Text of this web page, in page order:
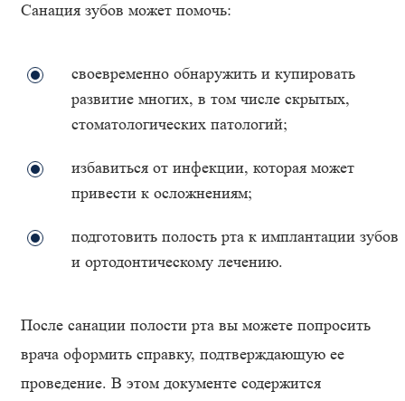
Санация зубов может помочь:
своевременно обнаружить и купировать
развитие многих, в том числе скрытых,
стоматологических патологий;
избавиться от инфекции, которая может
привести к осложнениям;
подготовить полость рта к имплантации зубов
и ортодонтическому лечению.
После санации полости рта вы можете попросить
врача оформить справку, подтверждающую ее
проведение. В этом документе содержится